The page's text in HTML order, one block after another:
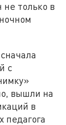
только в
с
вышли на
в
педагога